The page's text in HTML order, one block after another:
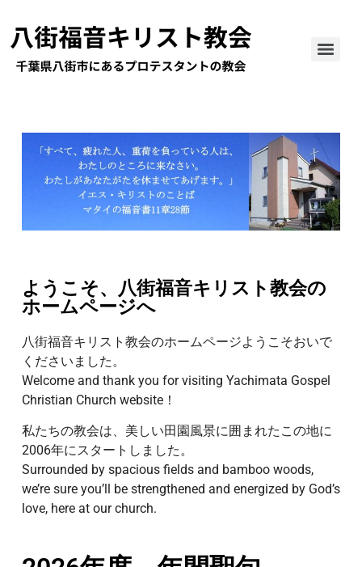
ようこそ、八街福音キリスト教会の
ホームページへ
八街福音キリスト教会のホームページようこそおいで
くださいました。
Welcome and thank you for visiting Yachimata Gospel
Christian Church website！
私たちの教会は、美しい田園風景に囲まれたこの地に
2006年にスタートしました。
Surrounded by spacious fields and bamboo woods,
we’re sure you’ll be strengthened and energized by God’s
love, here at our church.